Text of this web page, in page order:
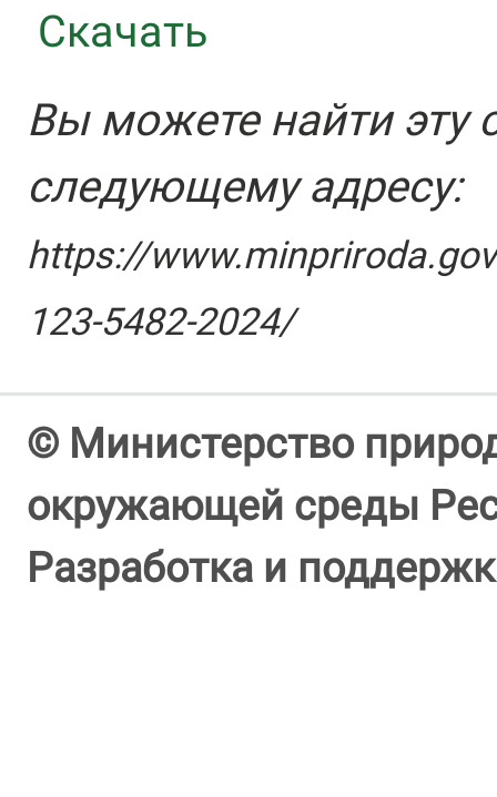
Скачать
Вы можете найти эту
следующему адресу:
https://
123-5482-2024/
© Министерство
окружающей среды
Разработка и